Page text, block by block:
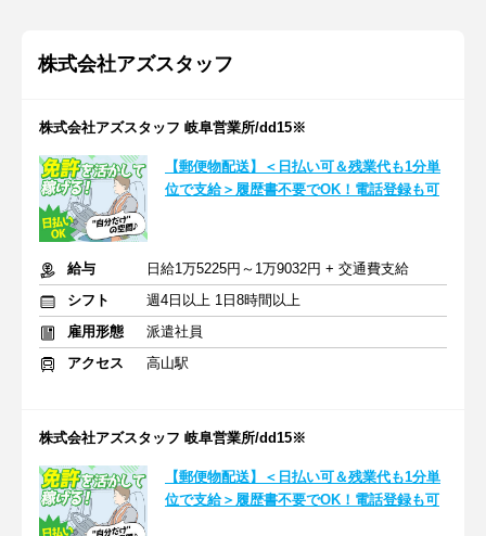
株式会社アズスタッフ
株式会社アズスタッフ 岐阜営業所/dd15※
【郵便物配送】＜日払い可＆残業代も1分単
位で支給＞履歴書不要でOK！電話登録も可
給与
日給1万5225円～1万9032円 + 交通費支給
シフト
週4日以上 1日8時間以上
雇用形態
派遣社員
アクセス
高山駅
株式会社アズスタッフ 岐阜営業所/dd15※
【郵便物配送】＜日払い可＆残業代も1分単
位で支給＞履歴書不要でOK！電話登録も可